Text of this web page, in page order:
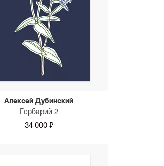
Алексей Дубинский
Гербарий 2
34 000 ₽